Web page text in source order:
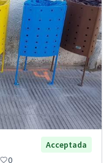
Acceptada
0